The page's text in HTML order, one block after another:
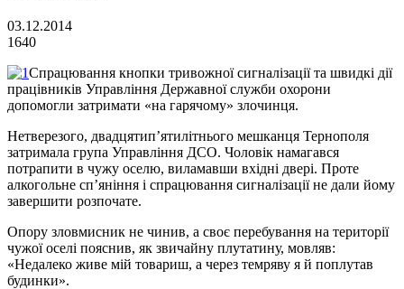
03.12.2014
1640
Спрацювання кнопки тривожної сигналізації та швидкі дії
працівників Управління Державної служби охорони
допомогли затримати «на гарячому» злочинця.
Нетверезого, двадцятип’ятилітнього мешканця Тернополя
затримала група Управління ДСО. Чоловік намагався
потрапити в чужу оселю, виламавши вхідні двері. Проте
алкогольне сп’яніння і спрацювання сигналізації не дали йому
завершити розпочате.
Опору зловмисник не чинив, а своє перебування на території
чужої оселі пояснив, як звичайну плутатину, мовляв:
«Недалеко живе мій товариш, а через темряву я й поплутав
будинки».